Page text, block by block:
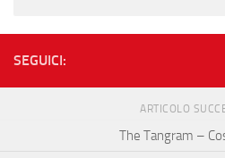
SEGUICI:
ARTICOLO
The Tangram –